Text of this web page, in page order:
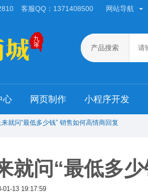
客服QQ：1371408500 网站导航
产品搜索
心 网页制作 小程序开发
就问“最低多少钱” 销售如何高情商回复
就问“最低多
01-13 19:17:59